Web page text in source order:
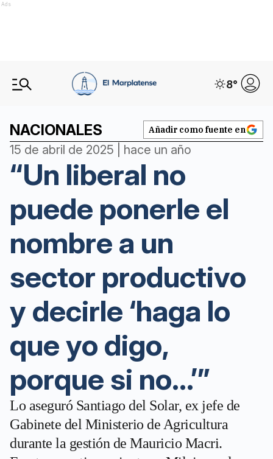
Ads
8°
NACIONALES Añadir como fuente en
15 de abril de 2025 | hace un año
“Un liberal no
puede ponerle el
nombre a un
sector productivo
y decirle ‘haga lo
que yo digo,
porque si no…’”
Lo aseguró Santiago del Solar, ex jefe de
Gabinete del Ministerio de Agricultura
durante la gestión de Mauricio Macri.